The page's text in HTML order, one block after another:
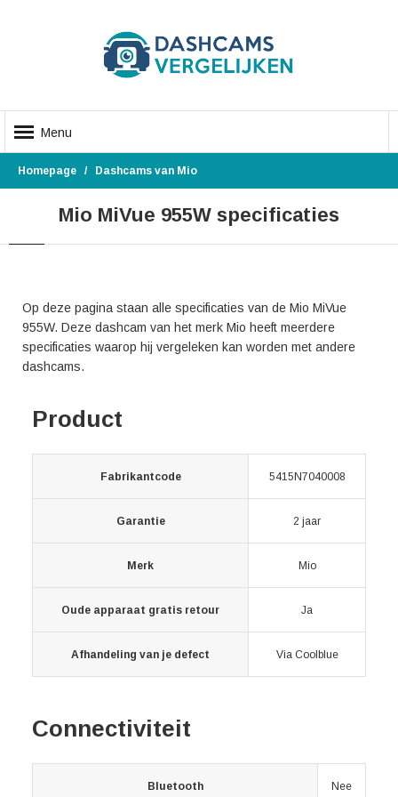
Menu
Homepage Dashcams van Mio
Mio MiVue 955W specificaties
Op deze pagina staan alle specificaties van de Mio MiVue
955W. Deze dashcam van het merk Mio heeft meerdere
specificaties waarop hij vergeleken kan worden met andere
dashcams.
Product
Fabrikantcode 5415N7040008
Garantie 2 jaar
Merk Mio
Oude apparaat gratis retour Ja
Afhandeling van je defect Via Coolblue
Connectiviteit
Bluetooth Nee